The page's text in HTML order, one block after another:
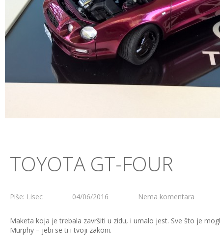
TOYOTA GT-FOUR
Piše: Lisec 04/06/2016 Nema komentara
Maketa koja je trebala završiti u zidu, i umalo jest. Sve što je
Murphy – jebi se ti i tvoji zakoni.